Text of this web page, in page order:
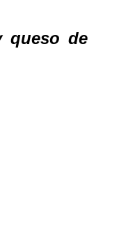
queso de